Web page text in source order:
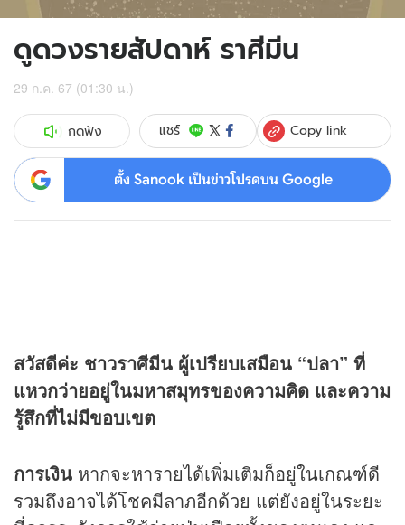
ดูดวงรายสัปดาห์ ราศีมีน
29 ก.ค. 67 (01:30 น.)
กดฟัง แชร์ Copy link
ตั้ง Sanook เป็นข่าวโปรดบน Google
สวัสดีค่ะ ชาวราศีมีน ผู้เปรียบเสมือน “ปลา” ที่
แหวกว่ายอยู่ในมหาสมุทรของความคิด และความ
รู้สึกที่ไม่มีขอบเขต
การเงิน หากจะหารายได้เพิ่มเติมก็อยู่ในเกณฑ์ดี
รวมถึงอาจได้โชคมีลาภอีกด้วย แต่ยังอยู่ในระยะ